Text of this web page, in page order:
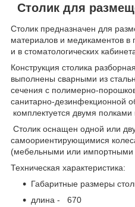
Столик для
Столик предназначен для
материалов и медикаментов
и в стоматологических
Конструкция столика
выполнены сварными из
сечения с полимерно-
санитарно-дезинфекционной
комплектуется двумя полками
Столик оснащен одной или
самоориентирующимися
(мебельными или импортными
Техническая характеристика:
Габаритные размеры
длина - 670